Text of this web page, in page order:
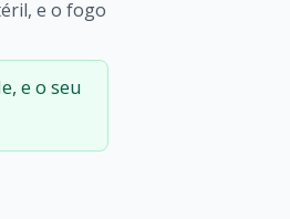
e o fogo
e o seu